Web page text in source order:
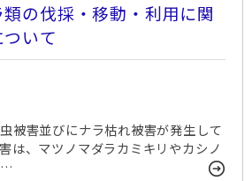
の伐採・移動・利用に関
いて
被害並びにナラ枯れ被害が発生して
は、マツノマダラカミキリやカシノ
…